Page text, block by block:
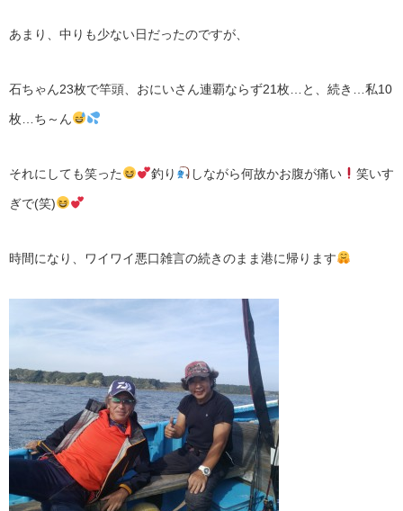
あまり、中りも少ない日だったのですが、
石ちゃん23枚で竿頭、おにいさん連覇ならず21枚…と、続き…私10
枚…ち～ん
それにしても笑った 釣り しながら何故かお腹が痛い 笑いす
ぎで(笑)
時間になり、ワイワイ悪口雑言の続きのまま港に帰ります